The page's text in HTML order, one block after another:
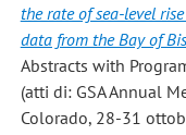
the rate of sea-level
data from the Bay of
Abstracts with
(atti di: GSA Annual
Colorado, 28-31